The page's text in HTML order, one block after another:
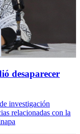
desaparecer
investigación
relacionadas con la